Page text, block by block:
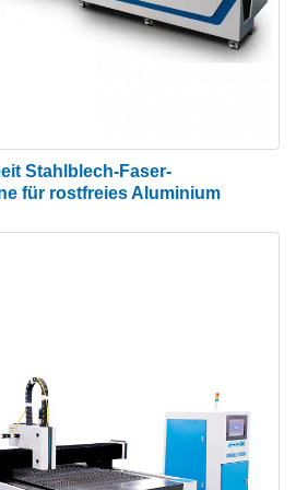
erzeugt. Die
der gesamten
der
ist der teuerste Teil von
Stahlblech-Faser-
für rostfreies Aluminium